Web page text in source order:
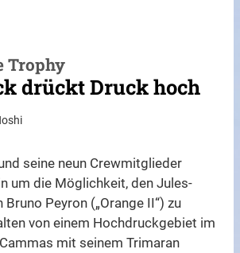
Trophy
drückt Druck hoch
seine neun Crewmitglieder
um die Möglichkeit, den Jules-
Peyron („Orange II“) zu
von einem Hochdruckgebiet im
mit seinem Trimaran